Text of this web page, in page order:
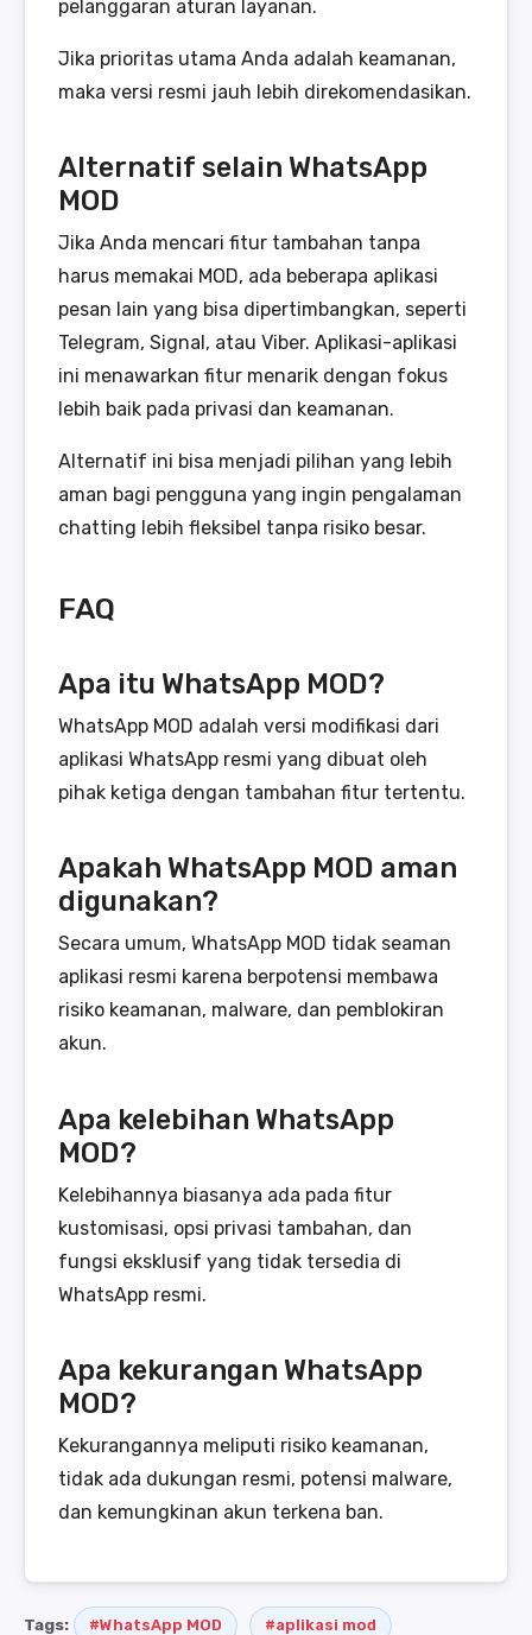
pelanggaran aturan layanan.
Jika prioritas utama Anda adalah keamanan,
maka versi resmi jauh lebih direkomendasikan.
Alternatif selain WhatsApp
MOD
Jika Anda mencari fitur tambahan tanpa
harus memakai MOD, ada beberapa aplikasi
pesan lain yang bisa dipertimbangkan, seperti
Telegram, Signal, atau Viber. Aplikasi-aplikasi
ini menawarkan fitur menarik dengan fokus
lebih baik pada privasi dan keamanan.
Alternatif ini bisa menjadi pilihan yang lebih
aman bagi pengguna yang ingin pengalaman
chatting lebih fleksibel tanpa risiko besar.
FAQ
Apa itu WhatsApp MOD?
WhatsApp MOD adalah versi modifikasi dari
aplikasi WhatsApp resmi yang dibuat oleh
pihak ketiga dengan tambahan fitur tertentu.
Apakah WhatsApp MOD aman
digunakan?
Secara umum, WhatsApp MOD tidak seaman
aplikasi resmi karena berpotensi membawa
risiko keamanan, malware, dan pemblokiran
akun.
Apa kelebihan WhatsApp
MOD?
Kelebihannya biasanya ada pada fitur
kustomisasi, opsi privasi tambahan, dan
fungsi eksklusif yang tidak tersedia di
WhatsApp resmi.
Apa kekurangan WhatsApp
MOD?
Kekurangannya meliputi risiko keamanan,
tidak ada dukungan resmi, potensi malware,
dan kemungkinan akun terkena ban.
Tags: #WhatsApp MOD #aplikasi mod